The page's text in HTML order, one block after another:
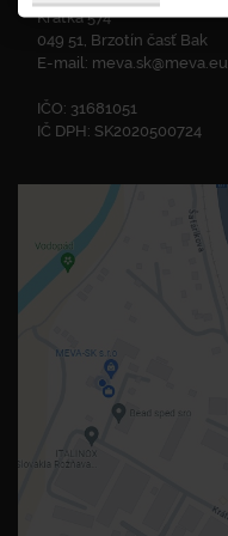
Krátka 574
049 51, Brzotín časť Bak
E-mail: meva.sk@meva.eu
IČO: 31681051
IČ DPH: SK2020500724